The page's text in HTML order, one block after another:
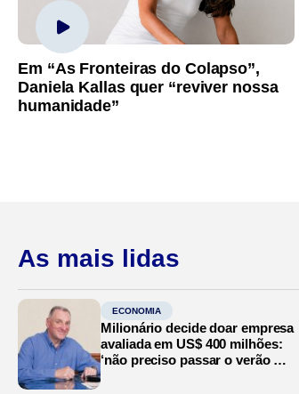
Em “As Fronteiras do Colapso”,
Daniela Kallas quer “reviver nossa
humanidade”
As mais lidas
ECONOMIA
Milionário decide doar empresa
avaliada em US$ 400 milhões:
‘não preciso passar o verão no